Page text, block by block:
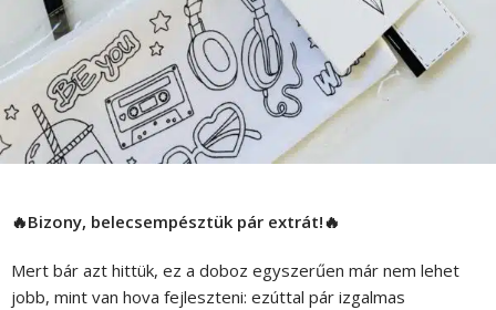
🔥Bizony, belecsempésztük pár extrát!🔥
Mert bár azt hittük, ez a doboz egyszerűen már nem lehet
jobb, mint van hova fejleszteni: ezúttal pár izgalmas